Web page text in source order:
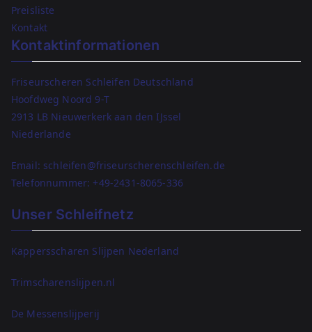
Preisliste
Kontakt
Kontaktinformationen
Friseurscheren Schleifen Deutschland
Hoofdweg Noord 9-T
2913 LB Nieuwerkerk aan den IJssel
Niederlande
Email: schleifen@friseurscherenschleifen.de
Telefonnummer: +49-2431-8065-336
Unser Schleifnetz
Kappersscharen Slijpen Nederland
Trimscharenslijpen.nl
De Messenslijperij